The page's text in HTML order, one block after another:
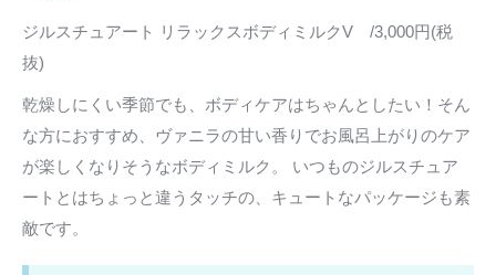
ジルスチュアート リラックスボディミルクV /3,000円(税
抜)
乾燥しにくい季節でも、ボディケアはちゃんとしたい！そん
な方におすすめ、ヴァニラの甘い香りでお風呂上がりのケア
が楽しくなりそうなボディミルク。 いつものジルスチュア
ートとはちょっと違うタッチの、キュートなパッケージも素
敵です。